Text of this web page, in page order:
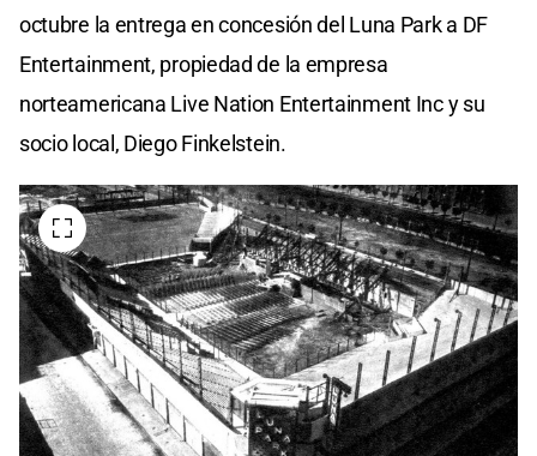
octubre la entrega en concesión del Luna Park a DF
Entertainment, propiedad de la empresa
norteamericana Live Nation Entertainment Inc y su
socio local, Diego Finkelstein.